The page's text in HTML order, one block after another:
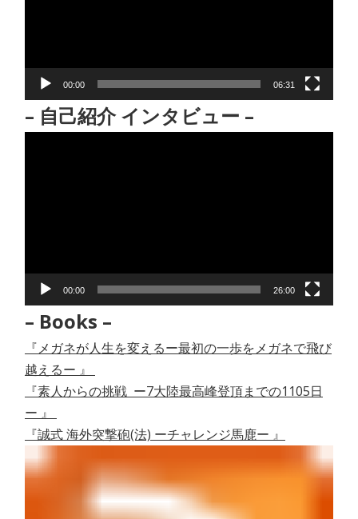
ー
00:00 06:31
– 自己紹介 インタビュー –
ー
00:00 26:00
– Books –
『メガネが人生を変えるー最初の一歩をメガネで飛び
越えるー 』
『素人からの挑戦 ー7大陸最高峰登頂までの1105日
ー 』
『誠式 海外突撃砲(法) ーチャレンジ馬鹿ー 』